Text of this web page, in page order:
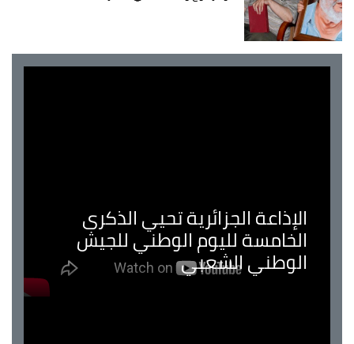
الإذاعة الجزائرية تحيي الذكرى
الخامسة لليوم الوطني للجيش
الوطني الشعبي